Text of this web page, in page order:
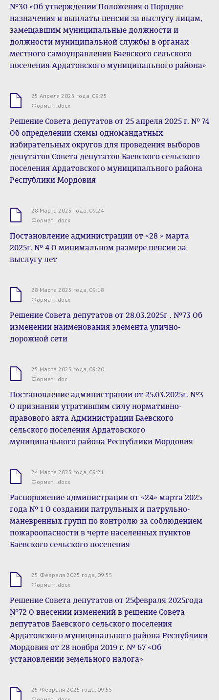
№30 «Об утверждении Положения о Порядке
назначения и выплаты пенсии за выслугу лицам,
замещавшим муниципальные должности и
должности муниципальной службы в органах
местного самоуправления Баевского сельского
поселения Ардатовского муниципального района»
25 Апреля 2025 года, 09:25
Формат: .docx
Решение Совета депутатов от 25 апреля 2025 г. № 74
Об определении схемы одномандатных
избирательных округов для проведения выборов
депутатов Совета депутатов Баевского сельского
поселения Ардатовского муниципального района
Республики Мордовия
28 Марта 2025 года, 09:24
Формат: .docx
Постановление администрации от «28 » марта
2025г. № 4 О минимальном размере пенсии за
выслугу лет
28 Марта 2025 года, 09:18
Формат: .docx
Решение Совета депутатов от 28.03.2025г . №73 Об
изменении наименования элемента улично-
дорожной сети
25 Марта 2025 года, 09:20
Формат: .doc
Постановление администрации от 25.03.2025г. №3
О признании утратившим силу нормативно-
правового акта Администрации Баевского
сельского поселения Ардатовского
муниципального района Республики Мордовия
24 Марта 2025 года, 09:21
Формат: .docx
Распоряжение администрации от «24» марта 2025
года № 1 О создании патрульных и патрульно-
маневренных групп по контролю за соблюдением
пожароопасности в черте населенных пунктов
Баевского сельского поселения
25 Февраля 2025 года, 09:55
Формат: .docx
Решение Совета депутатов от 25февраля 2025года
№72 О внесении изменений в решение Совета
депутатов Баевского сельского поселения
Ардатовского муниципального района Республики
Мордовия от 28 ноября 2019 г. № 67 «Об
установлении земельного налога»
25 Февраля 2025 года, 09:55